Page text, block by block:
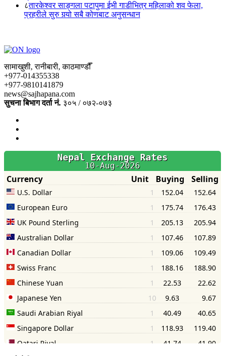
८तारकेश्वर साङ्गला पटापुमा ईभी गाडीभित्र महिलाको शव फेला,
प्रहरीले सुरु गर्‍यो सबै कोणबाट अनुसन्धान
सामाखुशी, रानीबारी, काठमाण्डौँ
+977-014355338
+977-9810141879
news@sajhapana.com
सुचना बिभाग दर्ता नं. ३०५ / ०७२-०७३